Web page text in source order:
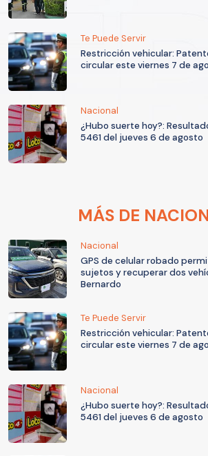
Te Puede Servir
Restricción vehicular:
circular este viernes 7 de
Nacional
¿Hubo suerte hoy?:
5461 del jueves 6 de agosto
MÁS DE
Nacional
GPS de celular robado
sujetos y recuperar dos
Bernardo
Te Puede Servir
Restricción vehicular:
circular este viernes 7 de
Nacional
¿Hubo suerte hoy?:
5461 del jueves 6 de agosto